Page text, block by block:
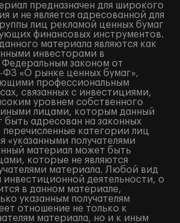
предназначен для широкого
и не является адресованной для
лиц рекламой ценных бумаг
финансовых инструментов.
материала являются как
инвесторами в
Федеральным законом от
«О рынке ценных бумаг»,
профессиональным
связанных с инвестициями,
уровнем собственного
иными лицами, которым данный
быть адресован на законных
перечисленные категории лиц
«указанными получателями
материал может быть
которые не являются
материала. Любой вид
деятельности, о
в данном материале,
указанным получателям
отношение не только к
материала, но и к иным